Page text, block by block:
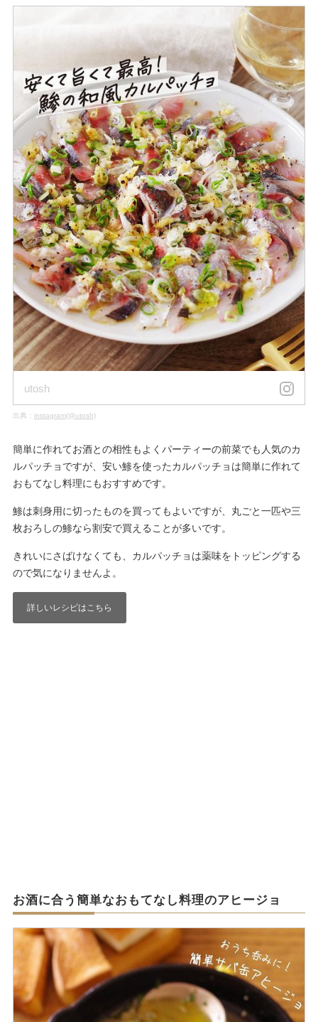
utosh
出典： instagram(@utosh)
簡単に作れてお酒との相性もよくパーティーの前菜でも人気のカ
ルパッチョですが、安い鯵を使ったカルパッチョは簡単に作れて
おもてなし料理にもおすすめです。
鯵は刺身用に切ったものを買ってもよいですが、丸ごと一匹や三
枚おろしの鯵なら割安で買えることが多いです。
きれいにさばけなくても、カルパッチョは薬味をトッピングする
ので気になりませんよ。
詳しいレシピはこちら
お酒に合う簡単なおもてなし料理のアヒージョ